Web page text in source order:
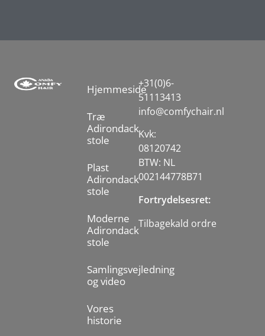
Hjemmeside
Træ
Adirondack
stole
Plast
Adirondack
stole
Moderne
Adirondack
stole
Samlingsvejledning
og video
Vores
historie
+31(0)6-
51113413
info@comfychair.nl
Kvk:
08120742
BTW: NL
002144778B71
Fortrydelsesret:
Tilbagekald ordre